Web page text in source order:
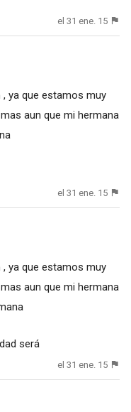
el 31 ene. 15
ya que estamos muy
aun que mi hermana
el 31 ene. 15
ya que estamos muy
aun que mi hermana
será
el 31 ene. 15